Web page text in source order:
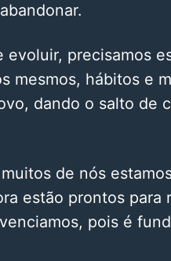
evoluir, precisamos
mesmos, hábitos e
dando o salto de
de nós
estão prontos para
pois é